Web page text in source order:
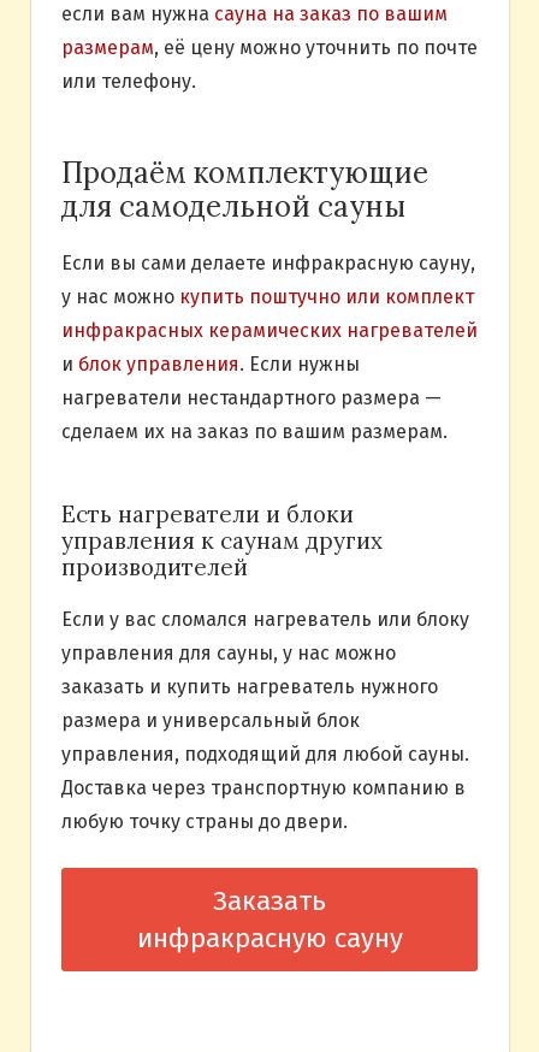
если вам нужна сауна на заказ по вашим
размерам, её цену можно уточнить по почте
или телефону.
Продаём комплектующие
для самодельной сауны
Если вы сами делаете инфракрасную сауну,
у нас можно купить поштучно или комплект
инфракрасных керамических нагревателей
и блок управления. Если нужны
нагреватели нестандартного размера —
сделаем их на заказ по вашим размерам.
Есть нагреватели и блоки
управления к саунам других
производителей
Если у вас сломался нагреватель или блоку
управления для сауны, у нас можно
заказать и купить нагреватель нужного
размера и универсальный блок
управления, подходящий для любой сауны.
Доставка через транспортную компанию в
любую точку страны до двери.
Заказать
инфракрасную сауну